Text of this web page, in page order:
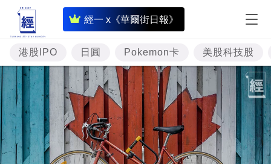
經一 x《華爾街日報》
即
時
財
經
題
投
資
港股IPO 日圓 Pokemon卡 美股科技股